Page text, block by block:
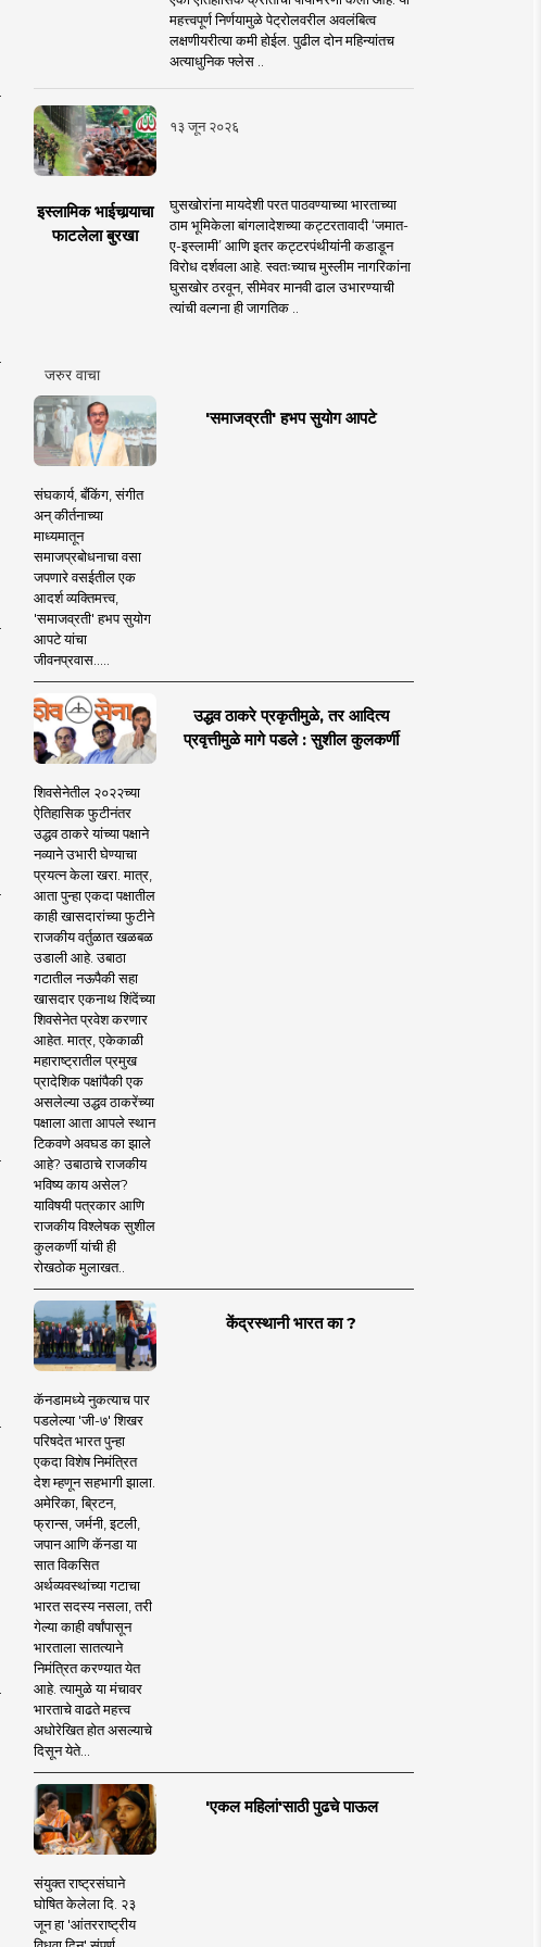
महत्त्वपूर्ण निर्णयामुळे पेट्रोलवरील अवलंबित्व
लक्षणीयरीत्या कमी होईल. पुढील दोन महिन्यांतच
अत्याधुनिक फ्लेस ..
१३ जून २०२६
इस्लामिक भाईचार्‍याचा
फाटलेला बुरखा
घुसखोरांना मायदेशी परत पाठवण्याच्या भारताच्या
ठाम भूमिकेला बांगलादेशच्या कट्टरतावादी ‘जमात-
ए-इस्लामी’ आणि इतर कट्टरपंथीयांनी कडाडून
विरोध दर्शवला आहे. स्वतःच्याच मुस्लीम नागरिकांना
घुसखोर ठरवून, सीमेवर मानवी ढाल उभारण्याची
त्यांची वल्गना ही जागतिक ..
जरुर वाचा
'समाजव्रती' हभप सुयोग आपटे
संघकार्य, बँकिंग, संगीत
अन् कीर्तनाच्या
माध्यमातून
समाजप्रबोधनाचा वसा
जपणारे वसईतील एक
आदर्श व्यक्तिमत्त्व,
'समाजव्रती' हभप सुयोग
आपटे यांचा
जीवनप्रवास.....
उद्धव ठाकरे प्रकृतीमुळे, तर आदित्य
प्रवृत्तीमुळे मागे पडले : सुशील कुलकर्णी
शिवसेनेतील २०२२च्या
ऐतिहासिक फुटीनंतर
उद्धव ठाकरे यांच्या पक्षाने
नव्याने उभारी घेण्याचा
प्रयत्न केला खरा. मात्र,
आता पुन्हा एकदा पक्षातील
काही खासदारांच्या फुटीने
राजकीय वर्तुळात खळबळ
उडाली आहे. उबाठा
गटातील नऊपैकी सहा
खासदार एकनाथ शिंदेंच्या
शिवसेनेत प्रवेश करणार
आहेत. मात्र, एकेकाळी
महाराष्ट्रातील प्रमुख
प्रादेशिक पक्षांपैकी एक
असलेल्या उद्धव ठाकरेंच्या
पक्षाला आता आपले स्थान
टिकवणे अवघड का झाले
आहे? उबाठाचे राजकीय
भविष्य काय असेल?
याविषयी पत्रकार आणि
राजकीय विश्लेषक सुशील
कुलकर्णी यांची ही
रोखठोक मुलाखत..
केंद्रस्थानी भारत का ?
कॅनडामध्ये नुकत्याच पार
पडलेल्या 'जी-७' शिखर
परिषदेत भारत पुन्हा
एकदा विशेष निमंत्रित
देश म्हणून सहभागी झाला.
अमेरिका, ब्रिटन,
फ्रान्स, जर्मनी, इटली,
जपान आणि कॅनडा या
सात विकसित
अर्थव्यवस्थांच्या गटाचा
भारत सदस्य नसला, तरी
गेल्या काही वर्षांपासून
भारताला सातत्याने
निमंत्रित करण्यात येत
आहे. त्यामुळे या मंचावर
भारताचे वाढते महत्त्व
अधोरेखित होत असल्याचे
दिसून येते...
'एकल महिलां'साठी पुढचे पाऊल
संयुक्त राष्ट्रसंघाने
घोषित केलेला दि. २३
जून हा 'आंतरराष्ट्रीय